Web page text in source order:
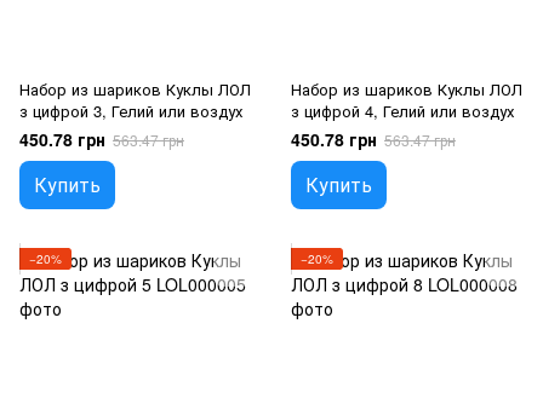
Набор из шариков Куклы ЛОЛ
з цифрой 3, Гелий или воздух
450.78 грн 563.47 грн
Купить
Набор из шариков Куклы ЛОЛ
з цифрой 4, Гелий или воздух
450.78 грн 563.47 грн
Купить
−20% −20%